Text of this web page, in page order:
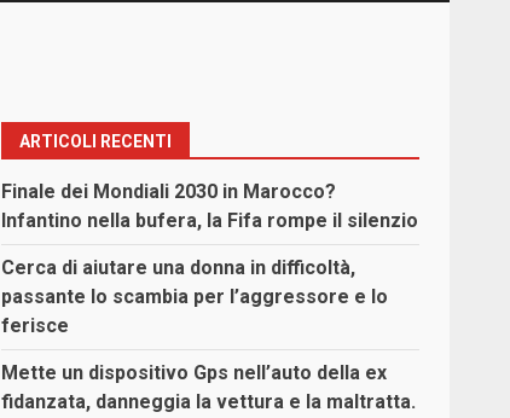
ARTICOLI RECENTI
Finale dei Mondiali 2030 in Marocco?
Infantino nella bufera, la Fifa rompe il silenzio
Cerca di aiutare una donna in difficoltà,
passante lo scambia per l’aggressore e lo
ferisce
Mette un dispositivo Gps nell’auto della ex
fidanzata, danneggia la vettura e la maltratta.